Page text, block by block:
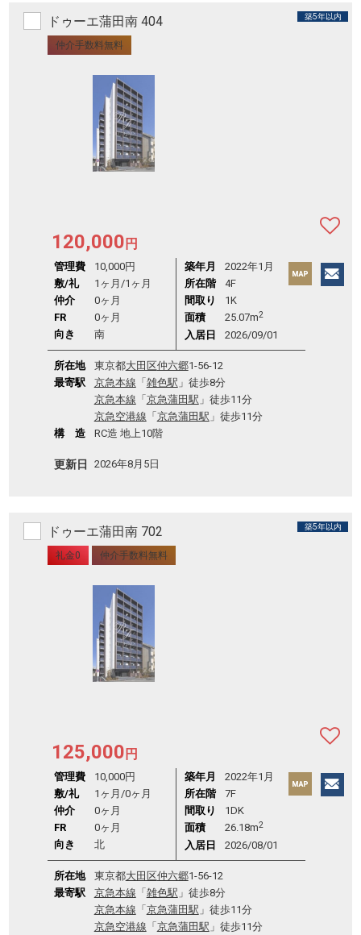
ドゥーエ蒲田南 404 築5年以内
仲介手数料無料
120,000 円
管理費
10,000円
敷/礼
1ヶ月 /1ヶ月
仲介
0ヶ月
FR
0ヶ月
向き
南
築年月
2022年1月
所在階
4F
間取り
1K
面積
25.07m2
入居日 2026/09/01
所在地 東京都大田区仲六郷1-56-12
最寄駅
京急本線 「 雑色駅 」徒歩8分
京急本線 「 京急蒲田駅 」徒歩11分
京急空港線 「 京急蒲田駅 」徒歩11分
構 造
RC造 地上10階
更新日 2026年8月5日
ドゥーエ蒲田南 702 築5年以内
礼金0 仲介手数料無料
125,000 円
管理費
10,000円
敷/礼
1ヶ月 /0ヶ月
仲介
0ヶ月
FR
0ヶ月
向き
北
築年月
2022年1月
所在階
7F
間取り
1DK
面積
26.18m2
入居日 2026/08/01
所在地 東京都大田区仲六郷1-56-12
最寄駅
京急本線 「 雑色駅 」徒歩8分
京急本線 「 京急蒲田駅 」徒歩11分
京急空港線 「 京急蒲田駅 」徒歩11分